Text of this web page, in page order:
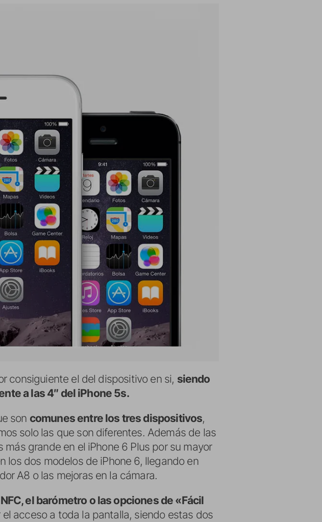
consiguiente el del dispositivo en si, siendo
a las 4″ del iPhone 5s.
son comunes entre los tres dispositivos,
solo las que son diferentes. Además de las
grande en el iPhone 6 Plus por su mayor
los dos modelos de iPhone 6, llegando en
A8 o las mejoras en la cámara.
el barómetro o las opciones de «Fácil
acceso a toda la pantalla, siendo estas dos